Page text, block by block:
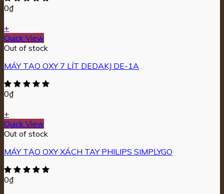
0₫
+
Quick View
Out of stock
MÁY TẠO OXY 7 LÍT DEDAKJ DE-1A
0₫
+
Quick View
Out of stock
MÁY TẠO OXY XÁCH TAY PHILIPS SIMPLYGO
0₫